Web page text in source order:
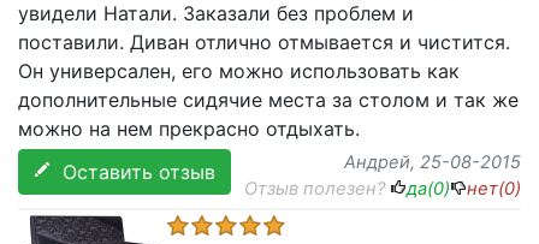
увидели Натали. Заказали без проблем и
поставили. Диван отлично отмывается и чистится.
Он универсален, его можно использовать как
дополнительные сидячие места за столом и так же
можно на нем прекрасно отдыхать.
Оставить отзыв
Андрей, 25-08-2015
Отзыв полезен?
да(0) нет(0)